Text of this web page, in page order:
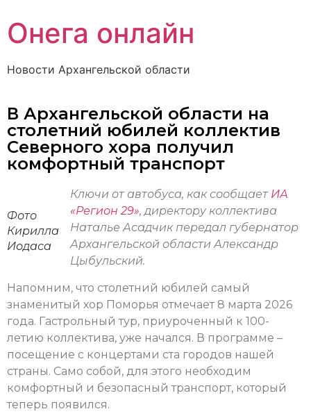
Онега онлайн
Новости Архангельской области
В Архангельской области на
столетний юбилей коллектив
Северного хора получил
комфортный транспорт
Фото
Кирилла
Иодаса
Ключи от автобуса, как сообщает ИА
«Регион 29», директору коллектива
Наталье Асадчик передал губернатор
Архангельской области Александр
Цыбульский.
Напомним, что столетний юбилей самый
знаменитый хор Поморья отмечает 8 марта 2026
года. Гастрольный тур, приуроченный к 100-
летию коллектива, уже начался. В программе –
посещение с концертами ста городов нашей
страны. Само собой, для этого необходим
комфортный и безопасный транспорт, который
теперь появился.